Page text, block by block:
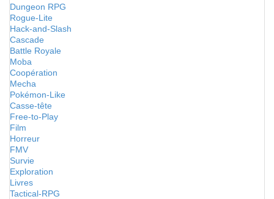
Dungeon RPG
Rogue-Lite
Hack-and-Slash
Cascade
Battle Royale
Moba
Coopération
Mecha
Pokémon-Like
Casse-tête
Free-to-Play
Film
Horreur
FMV
Survie
Exploration
Livres
Tactical-RPG